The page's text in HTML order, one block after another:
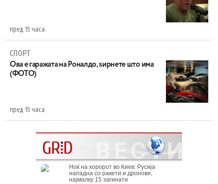
пред 15 часа
СПОРТ
Ова е гаражата на Роналдо, ѕирнете што има
(ФОТО)
пред 15 часа